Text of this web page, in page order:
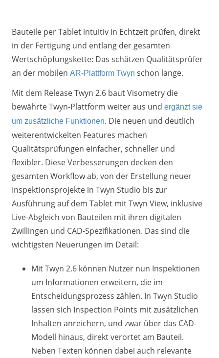
Bauteile per Tablet intuitiv in Echtzeit prüfen, direkt
in der Fertigung und entlang der gesamten
Wertschöpfungskette: Das schätzen Qualitätsprüfer
an der mobilen AR-Plattform Twyn schon lange.
Mit dem Release Twyn 2.6 baut Visometry die
bewährte Twyn-Plattform weiter aus und ergänzt sie
um zusätzliche Funktionen. Die neuen und deutlich
weiterentwickelten Features machen
Qualitätsprüfungen einfacher, schneller und
flexibler. Diese Verbesserungen decken den
gesamten Workflow ab, von der Erstellung neuer
Inspektionsprojekte in Twyn Studio bis zur
Ausführung auf dem Tablet mit Twyn View, inklusive
Live-Abgleich von Bauteilen mit ihren digitalen
Zwillingen und CAD-Spezifikationen. Das sind die
wichtigsten Neuerungen im Detail:
Mit Twyn 2.6 können Nutzer nun Inspektionen
um Informationen erweitern, die im
Entscheidungsprozess zählen. In Twyn Studio
lassen sich Inspection Points mit zusätzlichen
Inhalten anreichern, und zwar über das CAD-
Modell hinaus, direkt verortet am Bauteil.
Neben Texten können dabei auch relevante